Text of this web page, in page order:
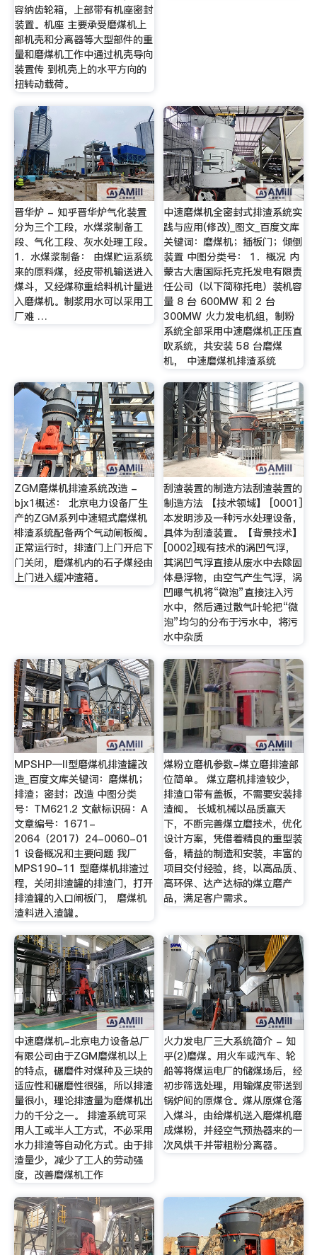
容纳齿轮箱，上部带有机座密封
装置。机座 主要承受磨煤机上
部机壳和分离器等大型部件的重
量和磨煤机工作中通过机壳导向
装置传 到机壳上的水平方向的
扭转动载荷。
晋华炉 - 知乎晋华炉气化装置
分为三个工段，水煤浆制备工
段、气化工段、灰水处理工段。
1．水煤浆制备： 由煤贮运系统
来的原料煤，经皮带机输送进入
煤斗，又经煤称重给料机计量进
入磨煤机。制浆用水可以采用工
厂难 …
中速磨煤机全密封式排渣系统实
践与应用(修改)_图文_百度文库
关键词：磨煤机；插板门；倾倒
装置 中图分类号： 1．概况 内
蒙古大唐国际托克托发电有限责
任公司（以下简称托电）装机容
量 8 台 600MW 和 2 台
300MW 火力发电机组，制粉
系统全部采用中速磨煤机正压直
吹系统，共安装 58 台磨煤
机， 中速磨煤机排渣系统
ZGM磨煤机排渣系统改造 -
bjx1概述： 北京电力设备厂生
产的ZGM系列中速辊式磨煤机
棑渣系统配备两个气动闸板阀。
正常运行时，排渣门上门开启下
门关闭，磨煤机内的石子煤经由
上门进入缓冲渣箱。
刮渣装置的制造方法刮渣装置的
制造方法 【技术领域】 [0001]
本发明涉及一种污水处理设备，
具体为刮渣装置。【背景技术】
[0002]现有技术的涡凹气浮，
其涡凹气浮直接从废水中去除固
体悬浮物，由空气产生气浮，涡
凹曝气机将“微泡”直接注入污
水中，然后通过散气叶轮把“微
泡”均匀的分布于污水中，将污
水中杂质
MPSHP—II型磨煤机排渣罐改
造_百度文库关键词：磨煤机；
排渣；密封；改造 中图分类
号：TM621.2 文献标识码：A
文章编号：1671-
2064（2017）24-0060-01
1 设备概况和主要问题 我厂
MPS190-11 型磨煤机排渣过
程，关闭排渣罐的排渣门，打开
排渣罐的入口闸板门， 磨煤机
渣料进入渣罐。
煤粉立磨机参数-煤立磨排渣部
位简单。 煤立磨机排渣较少，
排渣口带有盖板，不需要安装排
渣阀。 长城机械以品质赢天
下，不断完善煤立磨技术，优化
设计方案，凭借着精良的重型装
备，精益的制造和安装，丰富的
项目交付经验，终，以高品质、
高环保、达产达标的煤立磨产
品，满足客户需求。
中速磨煤机-北京电力设备总厂
有限公司由于ZGM磨煤机以上
的特点，碾磨件对煤种及三块的
适应性和碾磨性很强，所以排渣
量很小，理论排渣量为磨煤机出
力的千分之一。 排渣系统可采
用人工或半人工方式，不必采用
水力排渣等自动化方式。由于排
渣量少，减少了工人的劳动强
度，改善磨煤机工作
火力发电厂三大系统简介 - 知
乎(2)磨煤。用火车或汽车、轮
船等将煤运电厂的储煤场后，经
初步筛选处理，用输煤皮带送到
锅炉间的原煤仓。煤从原煤仓落
入煤斗，由给煤机送入磨煤机磨
成煤粉，并经空气预热器来的一
次风烘干并带粗粉分离器。